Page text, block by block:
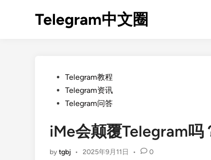
Telegram中文圈
PostedTelegram教程
Telegram资讯
Telegram问答
iMe会颠覆Telegram吗
bytgbj • 2025年9月11日 • 0